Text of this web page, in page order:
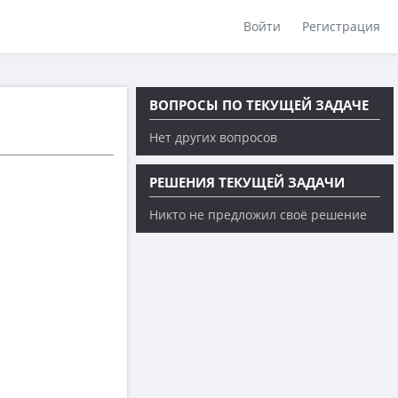
Войти Регистрация
ВОПРОСЫ ПО ТЕКУЩЕЙ ЗАДАЧЕ
Нет других вопросов
РЕШЕНИЯ ТЕКУЩЕЙ ЗАДАЧИ
Никто не предложил своё решение